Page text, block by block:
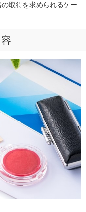
取得を求められるケー